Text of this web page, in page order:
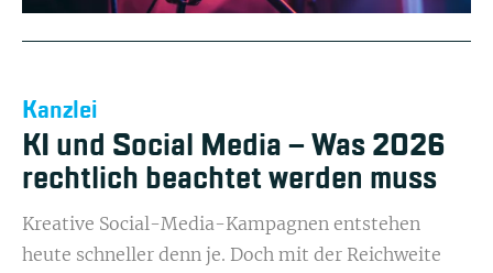
Kanzlei
KI und Social Media – Was 2026
rechtlich beachtet werden muss
Kreative Social-Media-Kampagnen entstehen
heute schneller denn je. Doch mit der Reichweite